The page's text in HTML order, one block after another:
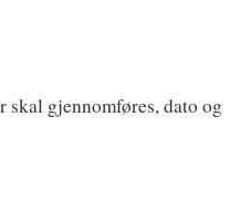
skal gjennomføres, dato og